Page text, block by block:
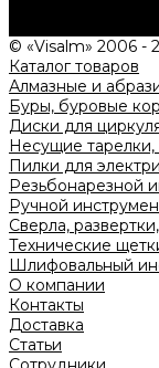
© «Visalm» 2006 -
Каталог товаров
Алмазные и
Буры, буровые
Диски для
Несущие тарелки,
Пилки для
Резьбонарезной
Ручной
Сверла,
Технические
Шлифовальный
О компании
Контакты
Доставка
Статьи